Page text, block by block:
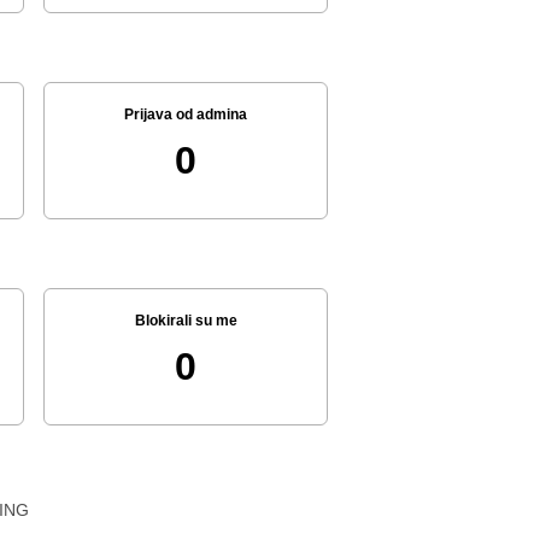
Prijava od admina
0
Blokirali su me
0